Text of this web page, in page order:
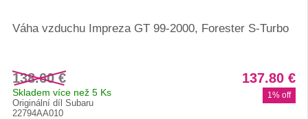
Váha vzduchu Impreza GT 99-2000, Forester S-Turbo
138.60 € 137.80 €
1% off
Skladem více než 5 Ks
Originální díl Subaru
22794AA010